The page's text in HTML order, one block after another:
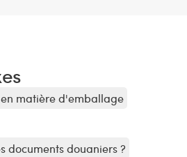
matière d'emballage
documents douaniers ?